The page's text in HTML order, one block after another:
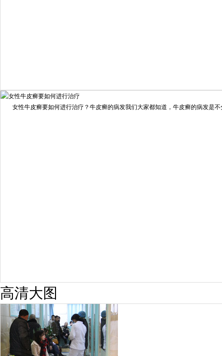
我要咨询 我要预约
女性牛皮癣要如何进行治疗？牛皮癣的病发我们大家都知道，牛皮癣的病发是不
高清大图